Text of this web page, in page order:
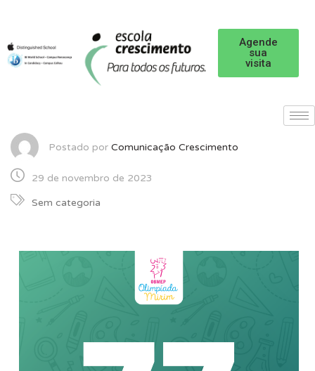
Agende
sua
visita
Postado por Comunicação Crescimento
29 de novembro de 2023
Sem categoria